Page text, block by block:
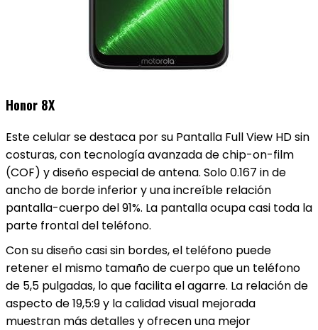
Honor 8X
Este celular se destaca por su Pantalla Full View HD sin
costuras, con tecnología avanzada de chip-on-film
(COF) y diseño especial de antena. Solo 0.167 in de
ancho de borde inferior y una increíble relación
pantalla-cuerpo del 91%. La pantalla ocupa casi toda la
parte frontal del teléfono.
Con su diseño casi sin bordes, el teléfono puede
retener el mismo tamaño de cuerpo que un teléfono
de 5,5 pulgadas, lo que facilita el agarre. La relación de
aspecto de 19,5:9 y la calidad visual mejorada
muestran más detalles y ofrecen una mejor